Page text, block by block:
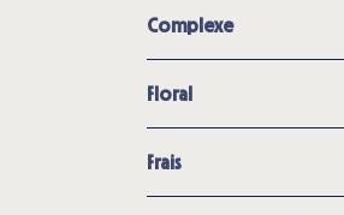
Complexe
Floral
Frais